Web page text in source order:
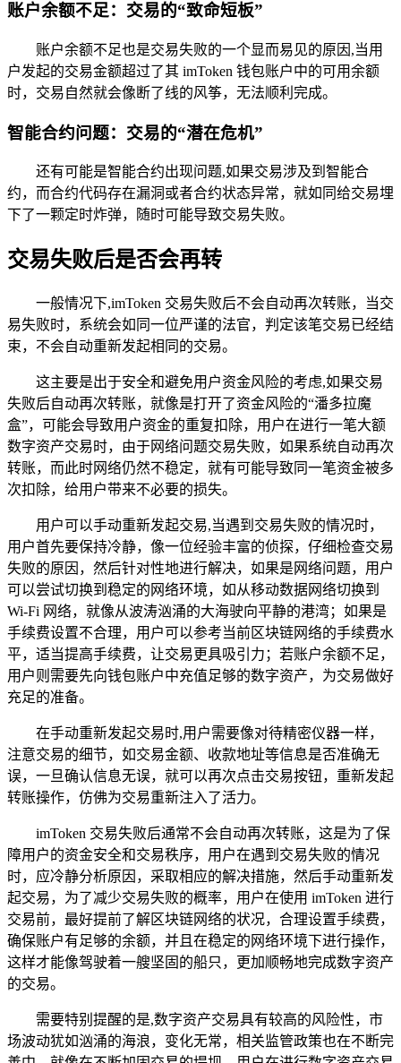
账户余额不足：交易的“致命短板”
账户余额不足也是交易失败的一个显而易见的原因,当用
户发起的交易金额超过了其 imToken 钱包账户中的可用余额
时，交易自然就会像断了线的风筝，无法顺利完成。
智能合约问题：交易的“潜在危机”
还有可能是智能合约出现问题,如果交易涉及到智能合
约，而合约代码存在漏洞或者合约状态异常，就如同给交易埋
下了一颗定时炸弹，随时可能导致交易失败。
交易失败后是否会再转
一般情况下,imToken 交易失败后不会自动再次转账，当交
易失败时，系统会如同一位严谨的法官，判定该笔交易已经结
束，不会自动重新发起相同的交易。
这主要是出于安全和避免用户资金风险的考虑,如果交易
失败后自动再次转账，就像是打开了资金风险的“潘多拉魔
盒”，可能会导致用户资金的重复扣除，用户在进行一笔大额
数字资产交易时，由于网络问题交易失败，如果系统自动再次
转账，而此时网络仍然不稳定，就有可能导致同一笔资金被多
次扣除，给用户带来不必要的损失。
用户可以手动重新发起交易,当遇到交易失败的情况时，
用户首先要保持冷静，像一位经验丰富的侦探，仔细检查交易
失败的原因，然后针对性地进行解决，如果是网络问题，用户
可以尝试切换到稳定的网络环境，如从移动数据网络切换到
Wi-Fi 网络，就像从波涛汹涌的大海驶向平静的港湾；如果是
手续费设置不合理，用户可以参考当前区块链网络的手续费水
平，适当提高手续费，让交易更具吸引力；若账户余额不足，
用户则需要先向钱包账户中充值足够的数字资产，为交易做好
充足的准备。
在手动重新发起交易时,用户需要像对待精密仪器一样，
注意交易的细节，如交易金额、收款地址等信息是否准确无
误，一旦确认信息无误，就可以再次点击交易按钮，重新发起
转账操作，仿佛为交易重新注入了活力。
imToken 交易失败后通常不会自动再次转账，这是为了保
障用户的资金安全和交易秩序，用户在遇到交易失败的情况
时，应冷静分析原因，采取相应的解决措施，然后手动重新发
起交易，为了减少交易失败的概率，用户在使用 imToken 进行
交易前，最好提前了解区块链网络的状况，合理设置手续费，
确保账户有足够的余额，并且在稳定的网络环境下进行操作，
这样才能像驾驶着一艘坚固的船只，更加顺畅地完成数字资产
的交易。
需要特别提醒的是,数字资产交易具有较高的风险性，市
场波动犹如汹涌的海浪，变化无常，相关监管政策也在不断完